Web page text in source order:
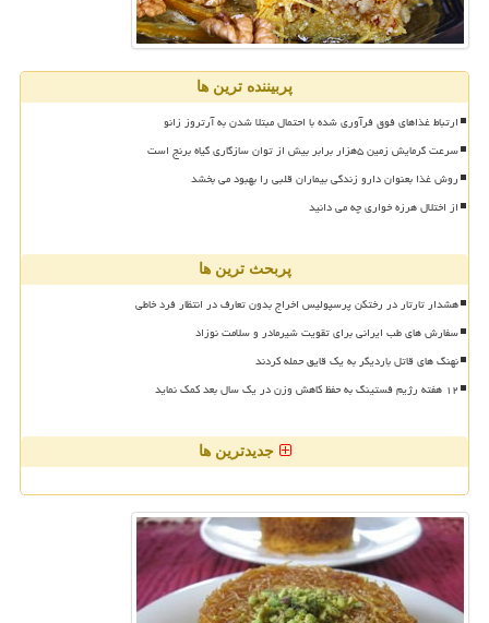
پربیننده ترین ها
ارتباط غذاهای فوق فرآوری شده با احتمال مبتلا شدن به آرتروز زانو
سرعت گرمایش زمین ۵هزار برابر بیش از توان سازگاری گیاه برنج است
روش غذا بعنوان دارو زندگی بیماران قلبی را بهبود می بخشد
از اختلال هرزه خواری چه می دانید
پربحث ترین ها
هشدار تارتار در رختکن پرسپولیس اخراج بدون تعارف در انتظار فرد خاطی
سفارش های طب ایرانی برای تقویت شیرمادر و سلامت نوزاد
نهنگ های قاتل باردیگر به یک قایق حمله کردند
۱۲ هفته رژیم فستینگ به حفظ کاهش وزن در یک سال بعد کمک نماید
جدیدترین ها